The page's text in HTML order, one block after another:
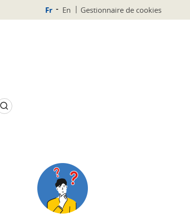
Fr En Gestionnaire de cookies
Rechercher